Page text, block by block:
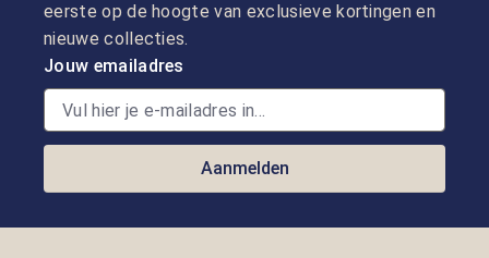
eerste op de hoogte van exclusieve kortingen en
nieuwe collecties.
Jouw emailadres
Aanmelden